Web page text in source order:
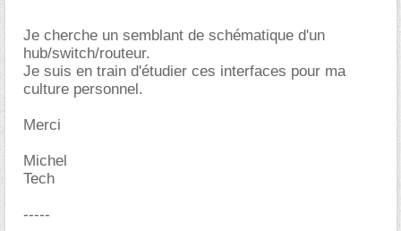
Je cherche un semblant de schématique d'un
hub/switch/routeur.
Je suis en train d'étudier ces interfaces pour ma
culture personnel.
Merci
Michel
Tech
-----